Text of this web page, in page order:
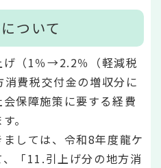
ついて
げ（1％→2.2％（軽減税
費税交付金の増収分に
保障施策に要する経費
。
しては、令和8年度龍ケ
「11.引上げ分の地方消